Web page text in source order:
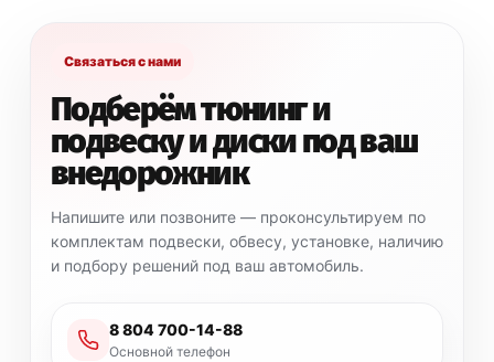
Связаться с нами
Подберём тюнинг и
подвеску и диски под ваш
внедорожник
Напишите или позвоните — проконсультируем по
комплектам подвески, обвесу, установке, наличию
и подбору решений под ваш автомобиль.
8 804 700-14-88
Основной телефон